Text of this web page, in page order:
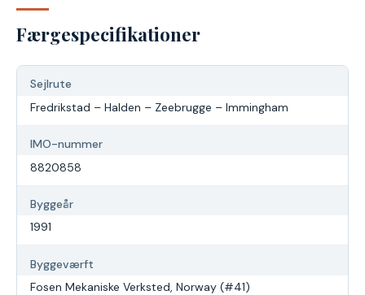
Færgespecifikationer
Sejlrute
Fredrikstad – Halden – Zeebrugge – Immingham
IMO-nummer
8820858
Byggeår
1991
Byggeværft
Fosen Mekaniske Verksted, Norway (#41)